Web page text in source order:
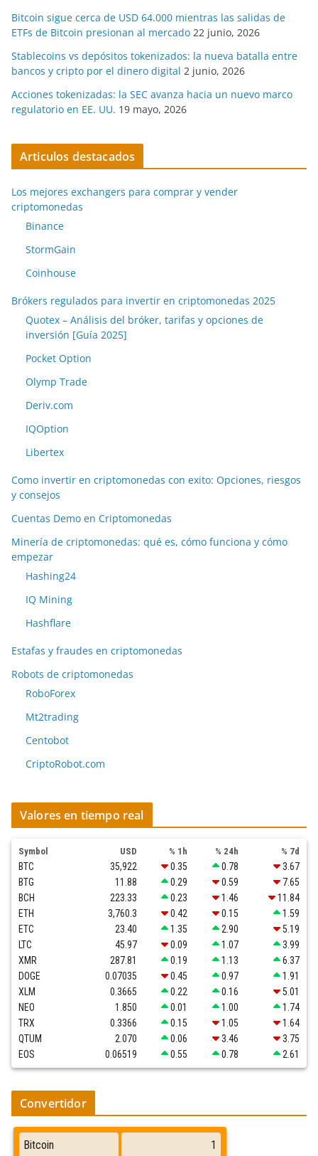
Bitcoin sigue cerca de USD 64.000 mientras las salidas de
ETFs de Bitcoin presionan al mercado 22 junio, 2026
Stablecoins vs depósitos tokenizados: la nueva batalla entre
bancos y cripto por el dinero digital 2 junio, 2026
Acciones tokenizadas: la SEC avanza hacia un nuevo marco
regulatorio en EE. UU. 19 mayo, 2026
Articulos destacados
Los mejores exchangers para comprar y vender
criptomonedas
Binance
StormGain
Coinhouse
Brókers regulados para invertir en criptomonedas 2025
Quotex – Análisis del bróker, tarifas y opciones de
inversión [Guía 2025]
Pocket Option
Olymp Trade
Deriv.com
IQOption
Libertex
Como invertir en criptomonedas con exito: Opciones, riesgos
y consejos
Cuentas Demo en Criptomonedas
Minería de criptomonedas: qué es, cómo funciona y cómo
empezar
Hashing24
IQ Mining
Hashflare
Estafas y fraudes en criptomonedas
Robots de criptomonedas
RoboForex
Mt2trading
Centobot
CriptoRobot.com
Valores en tiempo real
Symbol USD % 1h % 24h % 7d
BTC 35,922 0.35 0.78
3.67
BTG
11.88 0.29 0.59
7.65
BCH
223.33 0.23 1.46
11.84
ETH
3,760.3 0.42 0.15
1.59
ETC
23.40 1.35 2.90
5.19
LTC
45.97 0.09 1.07
3.99
XMR
287.81 0.19 1.13
6.37
DOGE
0.07035 0.45 0.97
1.91
XLM
0.3665 0.22 0.16
5.01
NEO
1.850 0.01 1.00
1.74
TRX
0.3366 0.15 1.05
1.64
QTUM
2.070 0.06 3.46
3.75
EOS
0.06519 0.55 0.78 2.61
Convertidor